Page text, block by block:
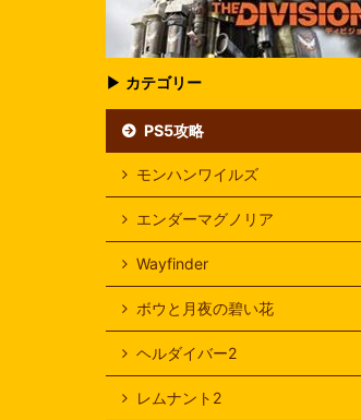
▶ カテゴリー
PS5攻略
モンハンワイルズ
エンダーマグノリア
Wayfinder
ボウと月夜の碧い花
ヘルダイバー2
レムナント2